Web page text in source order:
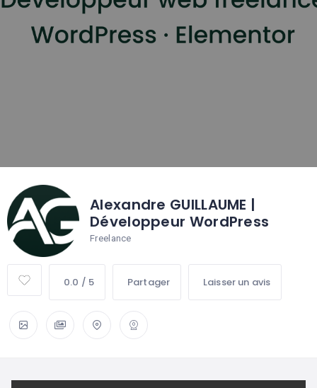
Alexandre GUILLAUME |
Développeur WordPress
Freelance
0.0 / 5 Partager Laisser un avis